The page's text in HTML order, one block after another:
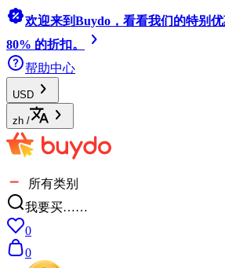
欢迎来到Buydo，看看我们的特别
80% 的折扣。
帮助中心
USD
zh /
所有类别
我要买……
0
0